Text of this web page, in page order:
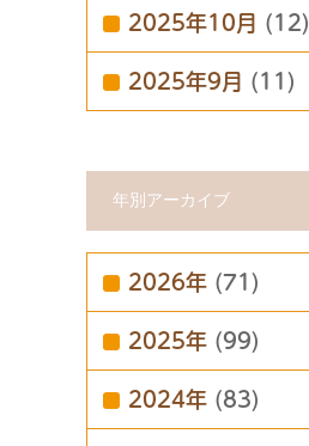
2025年10月 (12)
2025年9月 (11)
年別アーカイブ
2026年 (71)
2025年 (99)
2024年 (83)